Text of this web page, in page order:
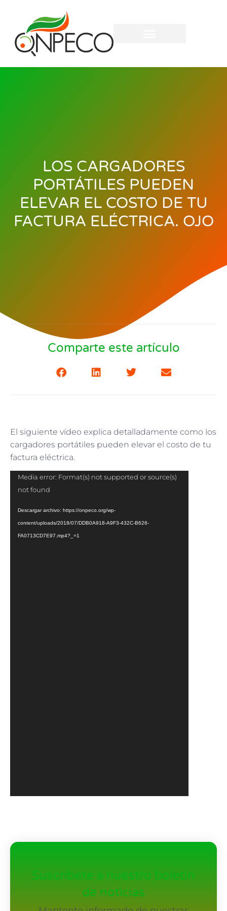
LOS CARGADORES
PORTÁTILES PUEDEN
ELEVAR EL COSTO DE TU
FACTURA ELÉCTRICA. OJO
Comparte este artículo
El siguiente vídeo explica detalladamente como los
cargadores portátiles pueden elevar el costo de tu
factura eléctrica.
Reproductor
de
Media error: Format(s) not supported or source(s)
not found
Descargar archivo: https://onpeco.org/wp-
content/uploads/2018/07/DDB0A918-A9F3-432C-B626-
FA0713CD7E97.mp4?_=1
Suscríbete a nuestro boletín
de noticias